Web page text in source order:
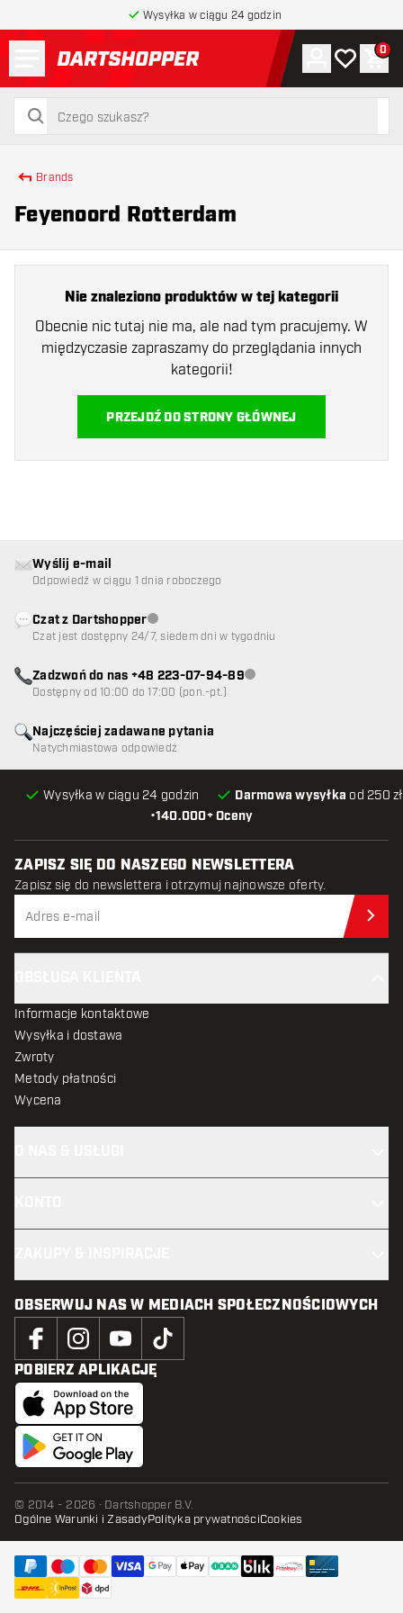
Wysyłka w ciągu 24 godzin
powrót do strony głównej
szukaj
szukaj
Konto
Moja lista
0
Brands
Feyenoord Rotterdam
Nie znaleziono produktów w tej kategorii
Obecnie nic tutaj nie ma, ale nad tym pracujemy. W
międzyczasie zapraszamy do przeglądania innych
kategorii!
PRZEJDŹ DO STRONY GŁÓWNEJ
•140.000+ Oceny
Wysyłka w ciągu 24 godzin Darmowa wysyłka od 250
Najczęściej zadawane pytania
Natychmiastowa odpowiedź
Wyślij e-mail
Odpowiedź w ciągu 1 dnia roboczego
Czat z DartshopperObsługa klienta niedostępna
Czat jest dostępny 24/7, siedem dni w tygodniu
Zadzwoń do nas +48 223-07-94-89Obsługa klienta niedostępna
Dostępny od 10:00 do 17:00 (pon.-pt.)
ZAPISZ SIĘ DO NASZEGO NEWSLETTERA
Zapisz się do newslettera i otrzymuj najnowsze oferty.
Informacje kontaktowe
Wysyłka i dostawa
Zwroty
Metody płatności
Wycena
OBSERWUJ NAS W MEDIACH SPOŁECZNOŚCIOWYCH
POBIERZ APLIKACJĘ
© 2014 - 2026 · Dartshopper B.V.
Ogólne Warunki i ZasadyPolityka prywatnościCookies